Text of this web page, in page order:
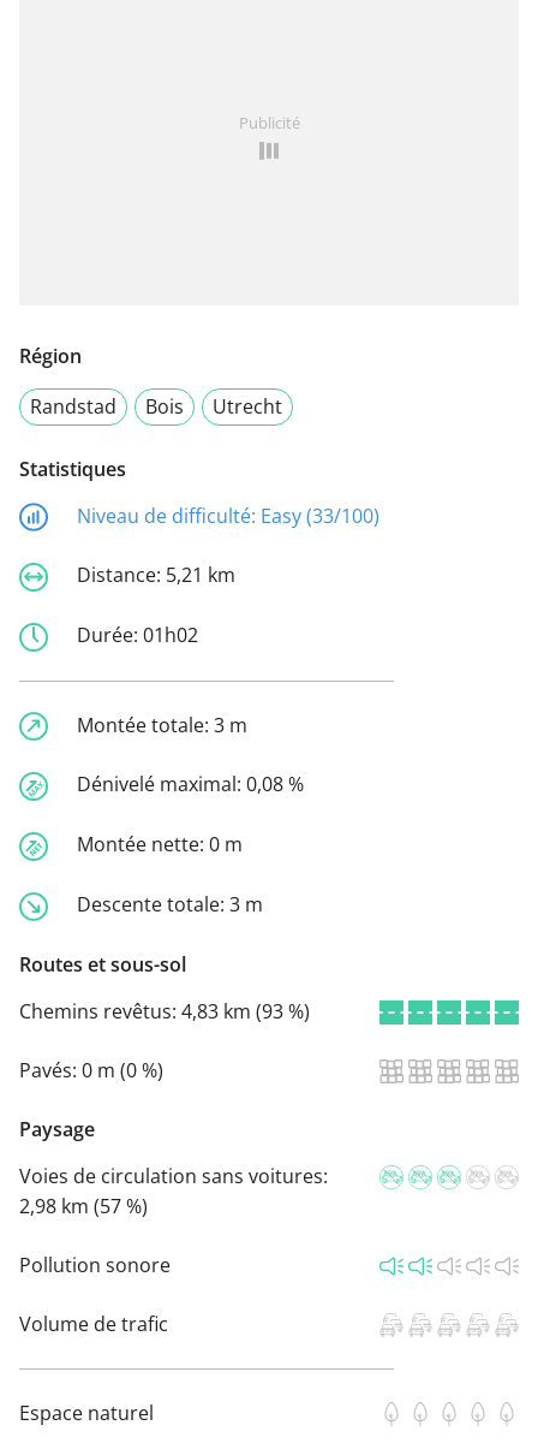
Publicité
Région
Randstad
Bois Utrecht
Statistiques
Niveau de difficulté: Easy (33/100)
Distance: 5,21 km
Durée: 01h02
Montée totale: 3 m
Dénivelé maximal: 0,08 %
Montée nette: 0 m
Descente totale: 3 m
Routes et sous-sol
Chemins revêtus: 4,83 km (93 %)
Pavés: 0 m (0 %)
Paysage
Voies de circulation sans voitures:
2,98 km (57 %)
Pollution sonore
Volume de trafic
Espace naturel